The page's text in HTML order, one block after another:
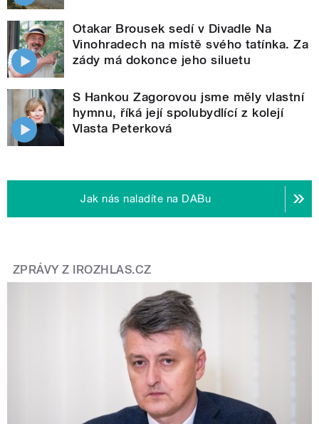
Otakar Brousek sedí v Divadle Na
Vinohradech na místě svého tatínka. Za
zády má dokonce jeho siluetu
S Hankou Zagorovou jsme měly vlastní
hymnu, říká její spolubydlící z kolejí
Vlasta Peterková
Jak nás naladíte na DABu
ZPRÁVY Z IROZHLAS.CZ